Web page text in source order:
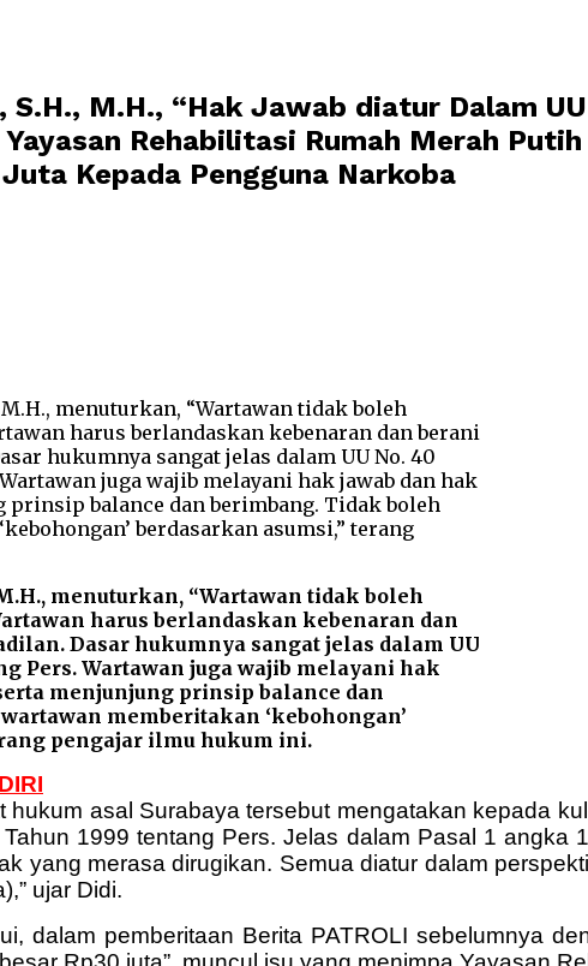
S.H., M.H., “Hak Jawab diatur Dalam
Rehabilitasi Rumah Merah
Kepada Pengguna Narkoba
menuturkan, “Wartawan tidak boleh
harus berlandaskan kebenaran dan
Dasar hukumnya sangat jelas dalam UU
Pers. Wartawan juga wajib melayani hak
menjunjung prinsip balance dan
memberitakan ‘kebohongan’
pengajar ilmu hukum ini.
hukum asal Surabaya tersebut mengatakan kepada
1999 tentang Pers. Jelas dalam Pasal 1
yang merasa dirugikan. Semua diatur dalam
ujar Didi.
dalam pemberitaan Berita PATROLI sebelumnya